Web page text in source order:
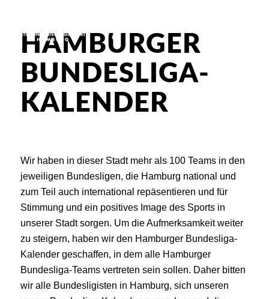
HAMBURGER
BUNDESLIGA-
KALENDER
Wir haben in dieser Stadt mehr als 100 Teams in den
jeweiligen Bundesligen, die Hamburg national und
zum Teil auch international repäsentieren und für
Stimmung und ein positives Image des Sports in
unserer Stadt sorgen. Um die Aufmerksamkeit weiter
zu steigern, haben wir den Hamburger Bundesliga-
Kalender geschaffen, in dem alle Hamburger
Bundesliga-Teams vertreten sein sollen. Daher bitten
wir alle Bundesligisten in Hamburg, sich unseren